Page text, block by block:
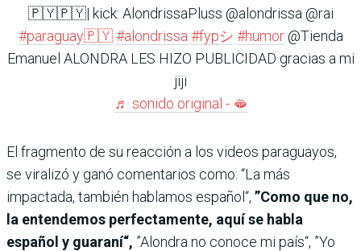
🇵🇾🇵🇾| kick: AlondrissaPluss @alondrissa @rai
#paraguay🇵🇾 #alondrissa #fypシ #humor@Tienda
Emanuel ALONDRA LES HIZO PUBLICIDAD gracias a mi
jiji
♬ sonido original - 🫦
El fragmento de su reacción a los videos paraguayos,
se viralizó y ganó comentarios como: “La más
impactada, también hablamos español“, ”Como que no,
la entendemos perfectamente, aquí se habla
español y guaraní“, ”Alondra no conoce mi país“, ”Yo